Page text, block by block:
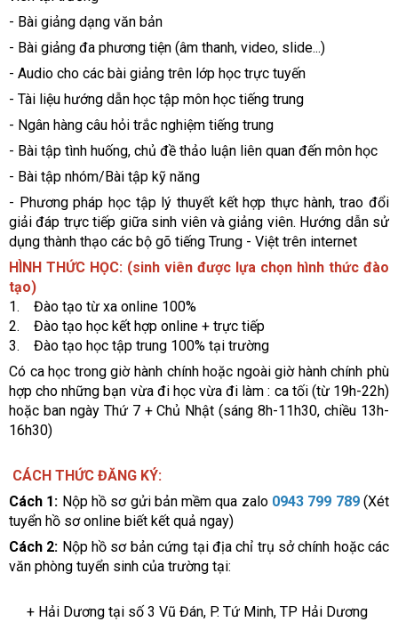
- Bài giảng dạng văn bản
- Bài giảng đa phương tiện (âm thanh, video, slide...)
- Audio cho các bài giảng trên lớp học trực tuyến
- Tài liệu hướng dẫn học tập môn học tiếng trung
- Ngân hàng câu hỏi trắc nghiệm tiếng trung
- Bài tập tình huống, chủ đề thảo luận liên quan đến môn học
- Bài tập nhóm/Bài tập kỹ năng
- Phương pháp học tập lý thuyết kết hợp thực hành, trao đổi
giải đáp trực tiếp giữa sinh viên và giảng viên. Hướng dẫn sử
dụng thành thạo các bộ gõ tiếng Trung - Việt trên internet
HÌNH THỨC HỌC: (sinh viên được lựa chọn hình thức đào
tạo)
1. Đào tạo từ xa online 100%
2. Đào tạo học kết hợp online + trực tiếp
3. Đào tạo học tập trung 100% tại trường
Có ca học trong giờ hành chính hoặc ngoài giờ hành chính phù
hợp cho những bạn vừa đi học vừa đi làm : ca tối (từ 19h-22h)
hoặc ban ngày Thứ 7 + Chủ Nhật (sáng 8h-11h30, chiều 13h-
16h30)
CÁCH THỨC ĐĂNG KÝ:
Cách 1: Nộp hồ sơ gửi bản mềm qua zalo 0943 799 789(Xét
tuyển hồ sơ online biết kết quả ngay)
Cách 2: Nộp hồ sơ bản cứng tại địa chỉ trụ sở chính hoặc các
văn phòng tuyển sinh của trường tại:
+ Hải Dương tại số 3 Vũ Đán, P. Tứ Minh, TP Hải Dương